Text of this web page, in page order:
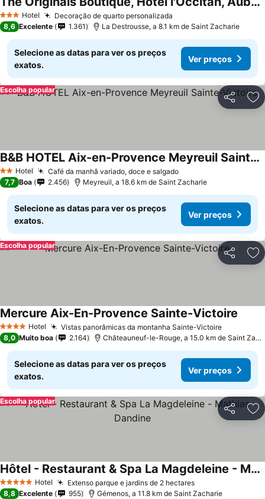
3 EstrelasHotel Decoração de quarto personalizada
Ver preços
8,6 Excelente 1.361 La Destrousse, a 8.1 km de Saint Zacharie
Selecione as datas para ver os preços
exatos.
Ver preços
Partilhar
Escolha popular
2 Estrelas
Hotel Café da manhã variado, doce e salgadoVer preços
B&B HOTEL Aix-en-Provence Meyreuil Sainte-Victoire
Ver preços
7,7 Boa 2.456 Meyreuil, a 18.6 km de Saint Zacharie
Selecione as datas para ver os preços
exatos.
Ver preços
Partilhar
Escolha popular
4 EstrelasHotel Vistas panorâmicas da montanha Sainte-VictoireVer
Mercure Aix-En-Provence Sainte-Victoire
8,0 Muito boa 2.164 Châteauneuf-le-Rouge, a 15.0 km de Saint
Selecione as datas para ver os preços
exatos.
Ver preços
Partilhar
Escolha popular
5 Estrelas Hotel Extenso parque e jardins de 2 hectaresVer preços
Hôtel - Restaurant & Spa La Magdeleine - Mathias Dandine
Ver preços
8,8 Excelente 955 Gémenos, a 11.8 km de Saint Zacharie